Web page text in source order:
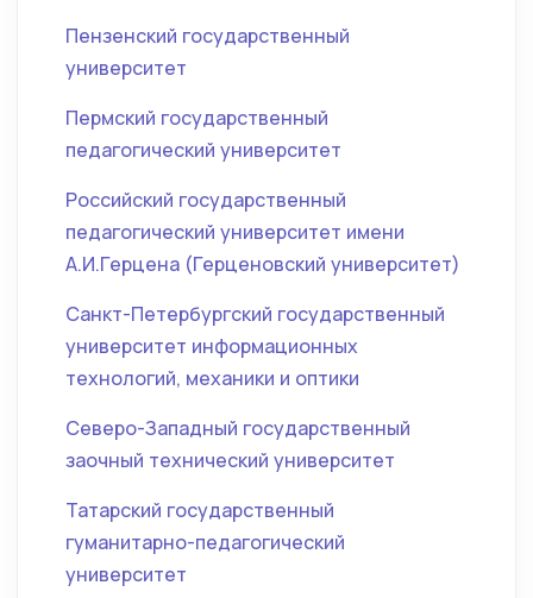
Пензенский государственный
университет
Пермский государственный
педагогический университет
Российский государственный
педагогический университет имени
А.И.Герцена (Герценовский университет)
Санкт-Петербургский государственный
университет информационных
технологий, механики и оптики
Северо-Западный государственный
заочный технический университет
Татарский государственный
гуманитарно-педагогический
университет